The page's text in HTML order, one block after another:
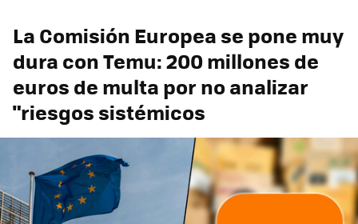
La Comisión Europea se pone muy
dura con Temu: 200 millones de
euros de multa por no analizar
"riesgos sistémicos